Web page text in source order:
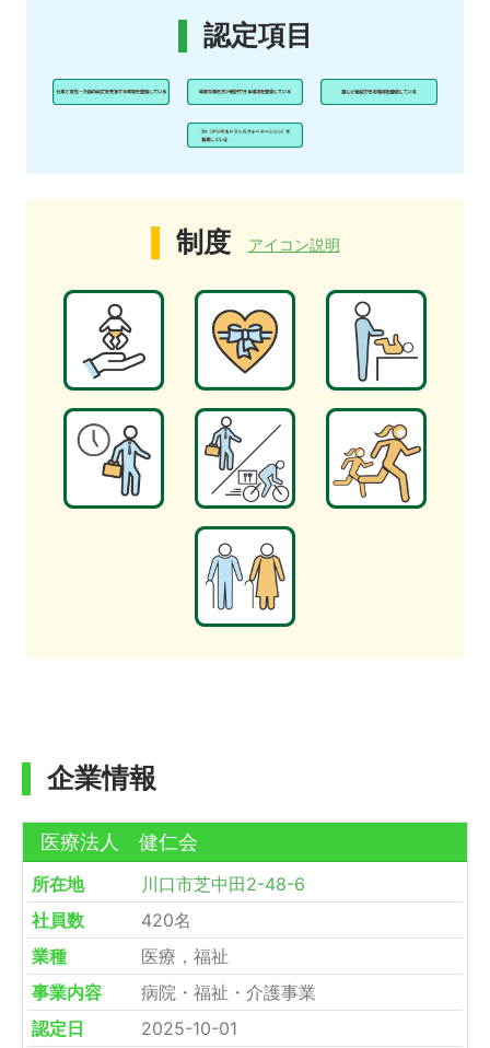
認定項目
制度 アイコン説明
企業情報
医療法人 健仁会
所在地
川口市芝中田2-48-6
社員数
420名
業種
医療，福祉
事業内容
病院・福祉・介護事業
認定日
2025-10-01